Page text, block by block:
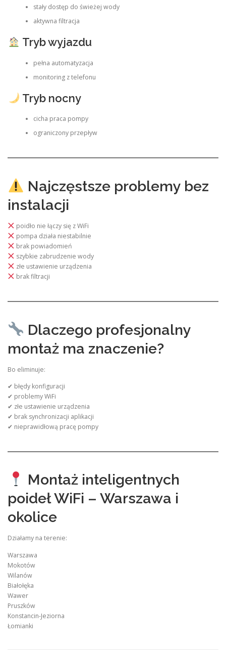
stały dostęp do świeżej wody
aktywna filtracja
Tryb wyjazdu
pełna automatyzacja
monitoring z telefonu
Tryb nocny
cicha praca pompy
ograniczony przepływ
Najczęstsze problemy bez
instalacji
poidło nie łączy się z WiFi
pompa działa niestabilnie
brak powiadomień
szybkie zabrudzenie wody
złe ustawienie urządzenia
brak filtracji
Dlaczego profesjonalny
montaż ma znaczenie?
Bo eliminuje:
✔ błędy konfiguracji
✔ problemy WiFi
✔ złe ustawienie urządzenia
✔ brak synchronizacji aplikacji
✔ nieprawidłową pracę pompy
Montaż inteligentnych
poideł WiFi – Warszawa i
okolice
Działamy na terenie:
Warszawa
Mokotów
Wilanów
Białołęka
Wawer
Pruszków
Konstancin-Jeziorna
Łomianki